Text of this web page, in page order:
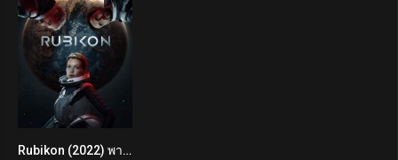
4.7Rubikon (2022) พากย์ไทย